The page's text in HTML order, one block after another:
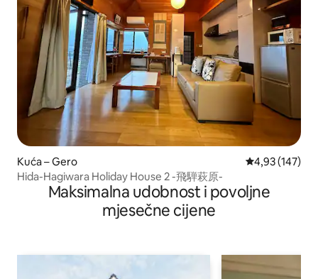
Kuća – Gero Prosječna
4,93 (147)
Hida-Hagiwara Holiday House 2 -飛騨萩原-
Maksimalna udobnost i povoljne
mjesečne cijene